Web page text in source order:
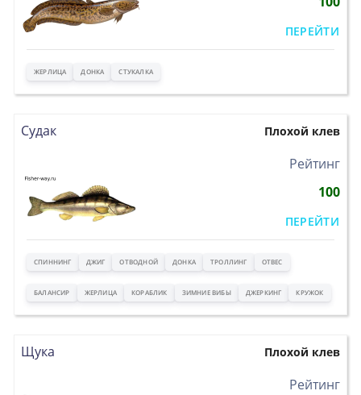
ПЕРЕЙТИ
ЖЕРЛИЦА ДОНКА СТУКАЛКА
Судак Плохой клев
Рейтинг
100
ПЕРЕЙТИ
СПИННИНГ ДЖИГ ОТВОДНОЙ ДОНКА ТРОЛЛИНГ ОТВЕС
БАЛАНСИР ЖЕРЛИЦА КОРАБЛИК ЗИМНИЕ ВИБЫ ДЖЕРКИНГ КРУЖОК
Щука Плохой клев
Рейтинг